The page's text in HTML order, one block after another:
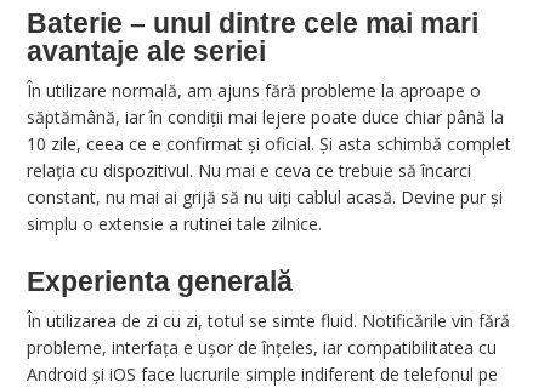
Baterie – unul dintre cele mai mari
avantaje ale seriei
În utilizare normală, am ajuns fără probleme la aproape o
săptămână, iar în condiții mai lejere poate duce chiar până la
10 zile, ceea ce e confirmat și oficial. Și asta schimbă complet
relația cu dispozitivul. Nu mai e ceva ce trebuie să încarci
constant, nu mai ai grijă să nu uiți cablul acasă. Devine pur și
simplu o extensie a rutinei tale zilnice.
Experienta generală
În utilizarea de zi cu zi, totul se simte fluid. Notificările vin fără
probleme, interfața e ușor de înțeles, iar compatibilitatea cu
Android și iOS face lucrurile simple indiferent de telefonul pe